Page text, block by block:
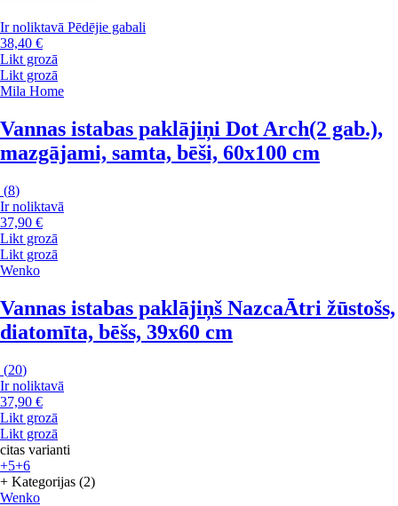
Ir noliktavā Pēdējie gabali
38,40 €
Likt grozā
Likt grozā
Mila Home
Vannas istabas paklājiņi Dot Arch(2 gab.),
mazgājami, samta, bēši, 60x100 cm
(8)
Ir noliktavā
37,90 €
Likt grozā
Likt grozā
Wenko
Vannas istabas paklājiņš NazcaĀtri žūstošs,
diatomīta, bēšs, 39x60 cm
(20)
Ir noliktavā
37,90 €
Likt grozā
Likt grozā
citas varianti
+5+6
+ Kategorijas (2)
Wenko